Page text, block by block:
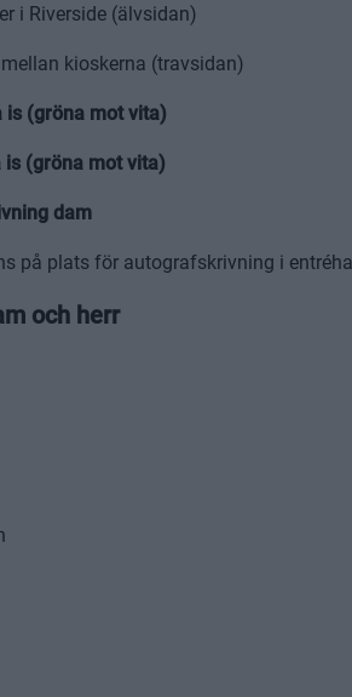
i Riverside (älvsidan)
kioskerna (travsidan)
is (gröna mot vita)
(gröna mot vita)
dam
på plats för autografskrivning i
och herr